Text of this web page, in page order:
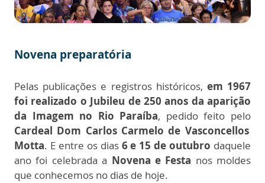
Novena preparatória
Pelas publicações e registros históricos, em 1967
foi realizado o Jubileu de 250 anos da aparição
da Imagem no Rio Paraíba, pedido feito pelo
Cardeal Dom Carlos Carmelo de Vasconcellos
Motta. E entre os dias 6 e 15 de outubro daquele
ano foi celebrada a Novena e Festa nos moldes
que conhecemos no dias de hoje.